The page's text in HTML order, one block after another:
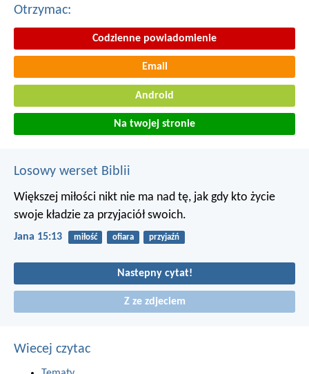
Otrzymac:
Codzienne powiadomienie
Email
Android
Na twojej stronie
Losowy werset Biblii
Większej miłości nikt nie ma nad tę, jak gdy kto życie
swoje kładzie za przyjaciół swoich.
Jana 15:13 miłość ofiara przyjaźń
Nastepny cytat!
Z ze zdjeciem
Wiecej czytac